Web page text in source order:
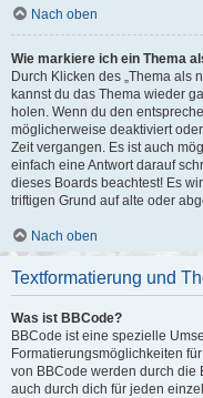
Nach oben
Wie markiere ich ein Thema
Durch Klicken des „Thema als
kannst du das Thema wieder
holen. Wenn du den
möglicherweise deaktiviert
Zeit vergangen. Es ist auch
einfach eine Antwort darauf
dieses Boards beachtest! Es
triftigen Grund auf alte oder
Nach oben
Textformatierung und
Was ist BBCode?
BBCode ist eine spezielle
Formatierungsmöglichkeiten
von BBCode werden durch die
auch durch dich für jeden